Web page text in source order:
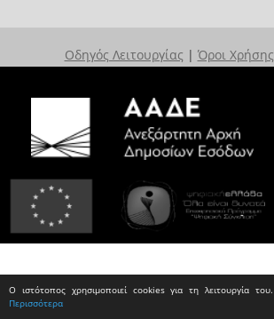
Ο ιστότοπος χρησιμοποιεί cookies για τη λειτουργία του.
Περισσότερα
Οδηγός Λειτουργίας | Όροι Χρήσης